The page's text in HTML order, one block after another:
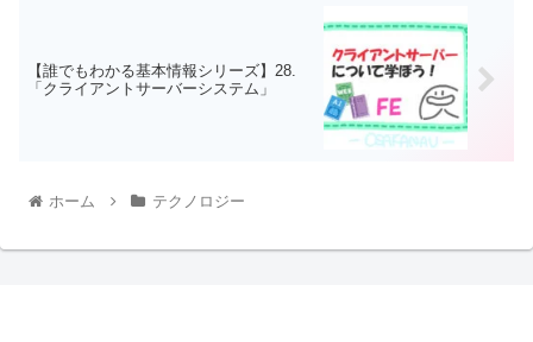
【誰でもわかる基本情報シリーズ】28.
「クライアントサーバーシステム」
ホーム テクノロジー